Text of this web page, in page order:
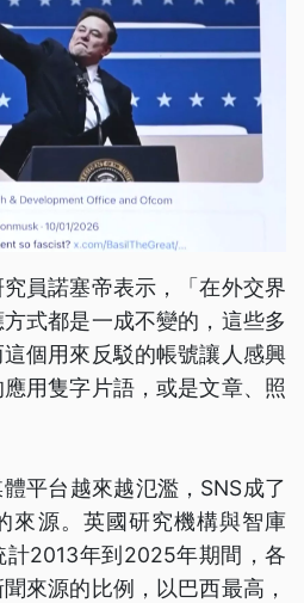
員諾塞帝表示，「在外交界
式都是一成不變的，這些多
個用來反駁的帳號讓人感興
用隻字片語，或是文章、照
平台越來越氾濫，SNS成了
來源。英國研究機構與智庫
計2013年到2025年期間，各
來源的比例，以巴西最高，